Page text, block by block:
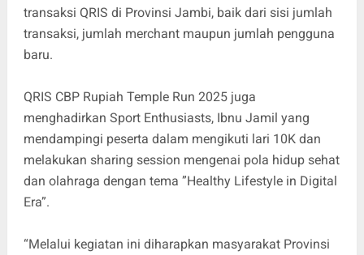
transaksi QRIS di Provinsi Jambi, baik dari sisi jumlah
transaksi, jumlah merchant maupun jumlah pengguna
baru.
QRIS CBP Rupiah Temple Run 2025 juga
menghadirkan Sport Enthusiasts, Ibnu Jamil yang
mendampingi peserta dalam mengikuti lari 10K dan
melakukan sharing session mengenai pola hidup sehat
dan olahraga dengan tema ”Healthy Lifestyle in Digital
Era”.
“Melalui kegiatan ini diharapkan masyarakat Provinsi